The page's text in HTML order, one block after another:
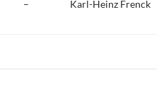
– Karl-Heinz Frenck